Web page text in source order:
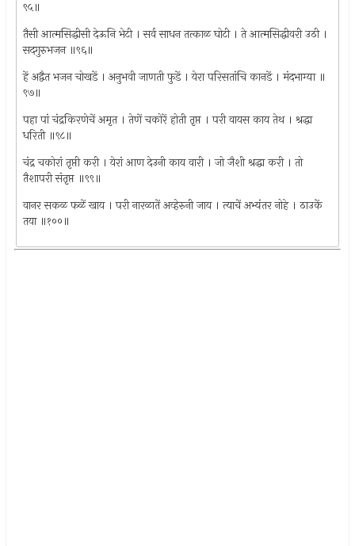
९५॥
तैसी आत्मसिद्धीसी देऊनि भेटी । सर्व साधन तत्काळ घोटी । ते आत्मसिद्धीवरी उठी ।
सदगुरुभजन ॥९६॥
हें अद्वैत भजन चोखडें । अनुभवी जाणती फुडें । येरा परिसतांचि कानडें । मंदभाग्या ॥
९७॥
पहा पां चंद्रकिरणेचें अमृत । तेणें चकोरें होती तृप्त । परी वायस काय तेथ । श्रद्धा
धरिती ॥९८॥
चंद्र चकोरां तृप्ती करी । येरां आण देउनी काय वारी । जो जैशी श्रद्धा करी । तो
तैशापरी संतृप्त ॥९९॥
वानर सकळ फळें खाय । परी नारळातें अव्हेरुनी जाय । त्याचें अभ्यंतर नोहे । ठाउकें
तया ॥१००॥